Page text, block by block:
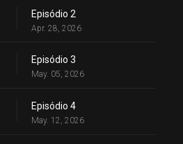
Episódio 2
Apr. 28, 2026
Episódio 3
May. 05, 2026
Episódio 4
May. 12, 2026